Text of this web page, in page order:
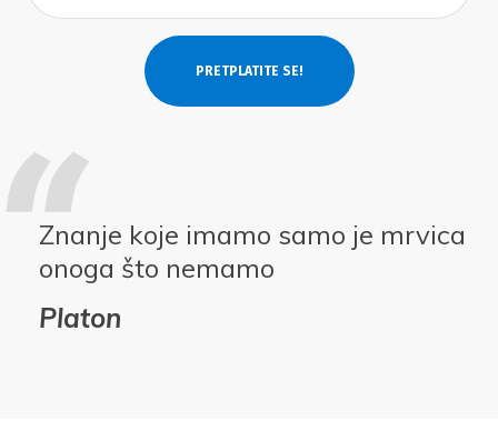
Znanje koje imamo samo je mrvica
onoga što nemamo
Platon